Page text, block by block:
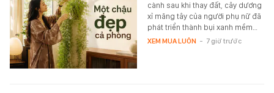
cành sau khi thay đất, cây dương
xỉ măng tây của người phụ nữ đã
phát triển thành bụi xanh mềm…
XEM MUA LUÔN - 7 giờ trước